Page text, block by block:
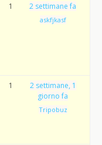
1 2 settimane fa
askfjkasf
1
2 settimane, 1
giorno fa
Tripobuz